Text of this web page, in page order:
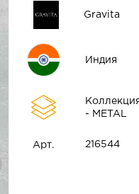
Gravita
Индия
- METAL
Арт. 216544